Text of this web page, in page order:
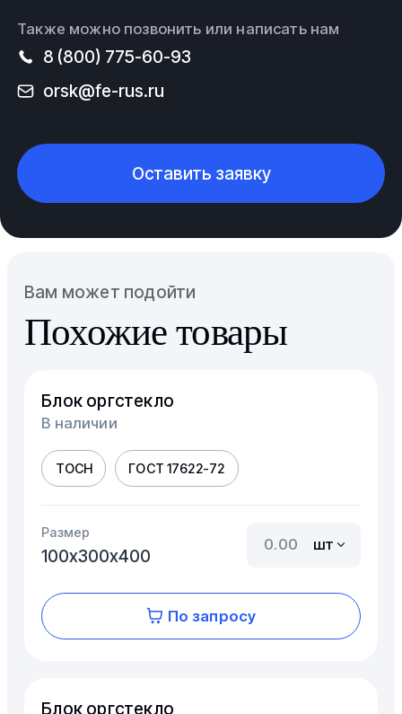
Также можно позвонить или написать нам
8 (800) 775-60-93
orsk@fe-rus.ru
Оставить заявку
Вам может подойти
Похожие товары
Блок оргстекло
В наличии
ТОСН ГОСТ 17622-72
Размер
100х300х400
шт
По запросу
Блок оргстекло